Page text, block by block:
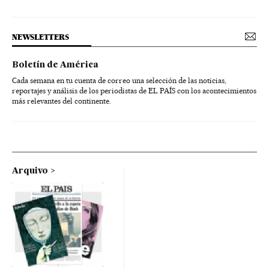
NEWSLETTERS
Boletín de América
Cada semana en tu cuenta de correo una selección de las noticias,
reportajes y análisis de los periodistas de EL PAÍS con los acontecimientos
más relevantes del continente.
Arquivo